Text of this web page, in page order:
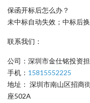
保函开标后怎么办？
未中标自动失效；中标后换
联系我们：
公司：深圳市金仕铭投资
手机： 15815552225
地址： 深圳市南山区招商
座502A